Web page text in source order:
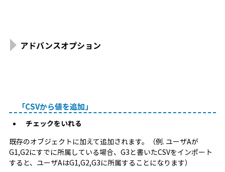
アドバンスオプション
「CSVから値を追加」
チェックをいれる
既存のオブジェクトに加えて追加されます。（例. ユーザAが
G1,G2にすでに所属している場合、G3と書いたCSVをインポート
すると、ユーザAはG1,G2,G3に所属することになります）